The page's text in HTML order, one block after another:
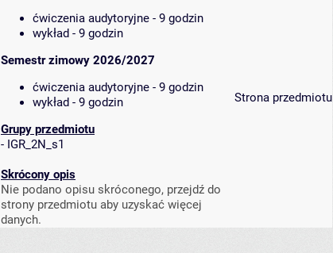
ćwiczenia audytoryjne - 9 godzin
wykład - 9 godzin
Semestr zimowy 2026/2027
ćwiczenia audytoryjne - 9 godzin
wykład - 9 godzin
Grupy przedmiotu
- IGR_2N_s1
Skrócony opis
Nie podano opisu skróconego, przejdź do
strony przedmiotu aby uzyskać więcej
danych.
Strona przedmiotu